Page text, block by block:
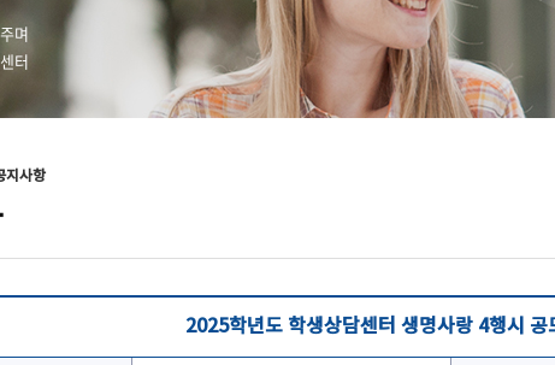
며
터
지사항
2025학년도 학생상담센터 생명사랑 4행시 공